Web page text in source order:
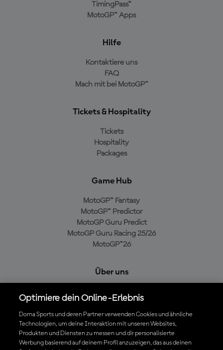
TimingPass™
MotoGP™ Apps
Hilfe
Kontaktiere uns
FAQ
Mach mit bei MotoGP™
Tickets & Hospitality
Tickets
Hospitality
Packages
Game Hub
MotoGP™ Fantasy
MotoGP™ Predictor
MotoGP Guru Predict
MotoGP Guru Racing 25/26
MotoGP™26
Über uns
Cookie-Richtlinien
Geschäftsbedingungen
Datenschutzrichtlinien
Kaufrichtlinie
Optimiere dein Online-Erlebnis
Dorna Sports und deren Partner verwenden Cookies und ähnliche
Technologien, um deine Interaktion mit unseren Websites,
Produkten und Diensten zu messen und dir personalisierte
Werbung basierend auf deinem Profil anzuzeigen, das aus deinen